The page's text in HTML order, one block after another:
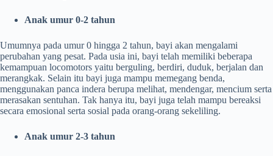
Anak umur 0-2 tahun
Umumnya pada umur 0 hingga 2 tahun, bayi akan mengalami
perubahan yang pesat. Pada usia ini, bayi telah memiliki beberapa
kemampuan locomotors yaitu berguling, berdiri, duduk, berjalan dan
merangkak. Selain itu bayi juga mampu memegang benda,
menggunakan panca indera berupa melihat, mendengar, mencium serta
merasakan sentuhan. Tak hanya itu, bayi juga telah mampu bereaksi
secara emosional serta sosial pada orang-orang sekeliling.
Anak umur 2-3 tahun